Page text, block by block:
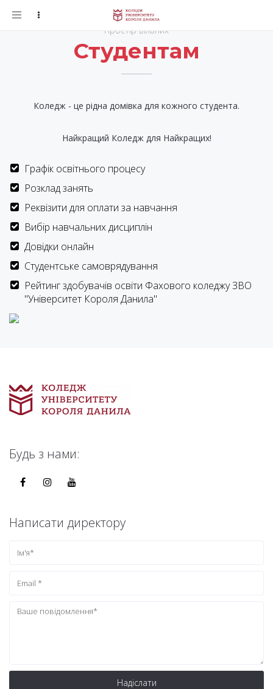
Toggle
Простір вільних
Студентам
Коледж - це рідна домівка для кожного студента.
Найкращий Коледж для Найкращих!
Графік освітнього процесу
Розклад занять
Реквізити для оплати за навчання
Вибір навчальних дисциплін
Довідки онлайн
Студентське самоврядування
Рейтинг здобувачів освіти Фахового коледжу ЗВО
"Університет Короля Данила"
Будь з нами:
Написати директору
Надіслати